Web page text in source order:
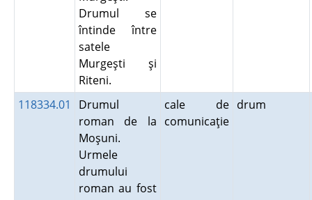
Drumul se
întinde între
satele
Murgeşti şi
Riteni.
118334.01
Drumul
roman de la
Moşuni.
Urmele
drumului
roman au fost
cale de
comunicaţie
drum